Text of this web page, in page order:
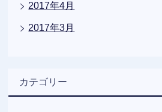
2017年4月
2017年3月
カテゴリー